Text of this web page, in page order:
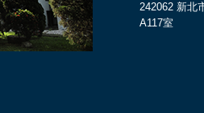
242062 新北
A117室